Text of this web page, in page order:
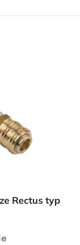
Rectus typ
1/2″